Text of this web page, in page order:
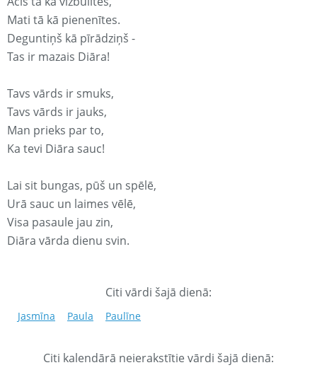
Mati tā kā pienenītes.
Deguntiņš kā pīrādziņš -
Tas ir mazais Diāra!
Tavs vārds ir smuks,
Tavs vārds ir jauks,
Man prieks par to,
Ka tevi Diāra sauc!
Lai sit bungas, pūš un spēlē,
Urā sauc un laimes vēlē,
Visa pasaule jau zin,
Diāra vārda dienu svin.
Citi vārdi šajā dienā:
Jasmīna Paula Paulīne
Citi kalendārā neierakstītie vārdi šajā dienā: